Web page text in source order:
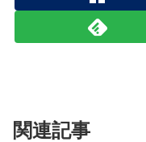
関連記事